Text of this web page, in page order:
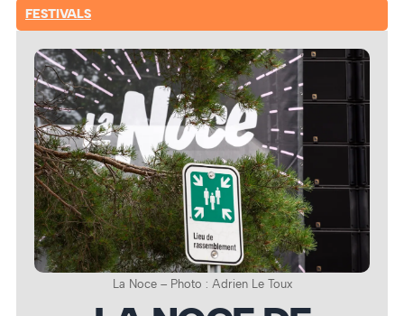
FESTIVALS
La Noce – Photo : Adrien Le Toux